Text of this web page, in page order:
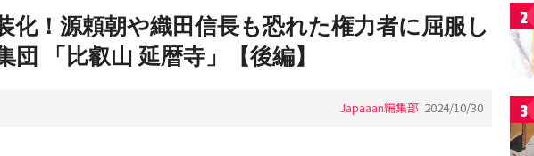
化！源頼朝や織田信長も恐れた権力者に屈服し
団 「比叡山 延暦寺」【後編】
Japaaan編集部 2024/10/30
2
3